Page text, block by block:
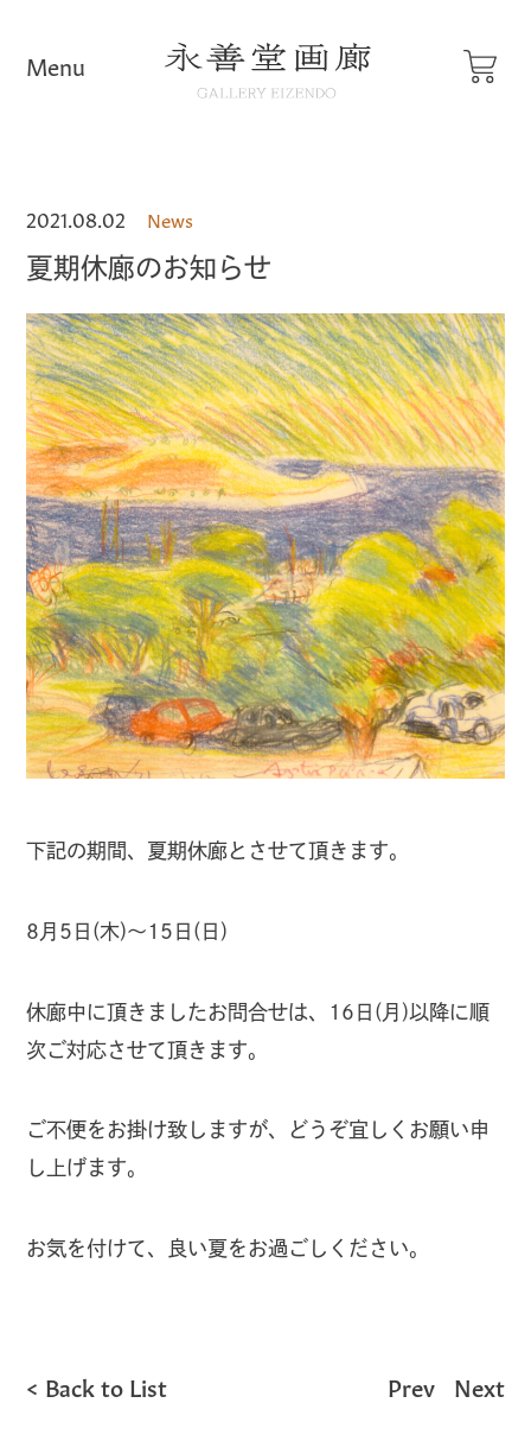
2021.08.02 News
夏期休廊のお知らせ
下記の期間、夏期休廊とさせて頂きます。
8月5日(木)〜15日(日)
休廊中に頂きましたお問合せは、16日(月)以降に順
次ご対応させて頂きます。
ご不便をお掛け致しますが、どうぞ宜しくお願い申
し上げます。
お気を付けて、良い夏をお過ごしください。
Back to List Prev Next